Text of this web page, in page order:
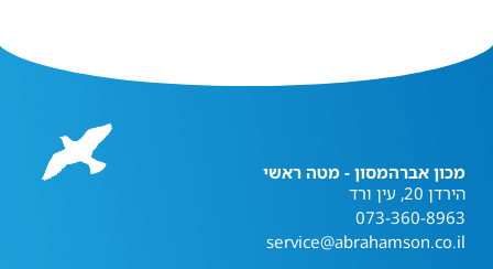
מכון אברהמסון - מטה ראשי
הירדן 20, עין ורד
073-360-8963
service@abrahamson.co.il